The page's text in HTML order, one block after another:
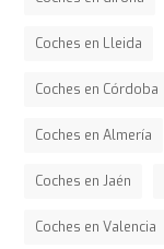
Coches en Lleida
Coches en Córdoba
Coches en Almería
Coches en Jaén
Coches en Valencia